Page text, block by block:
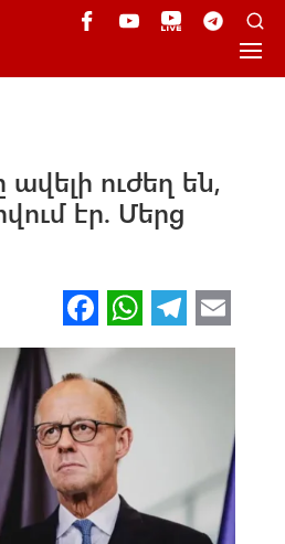
ուժեղ են,
էր. Մերց
Fa
ce
b
o
o
k
W
h
p
Te
le m